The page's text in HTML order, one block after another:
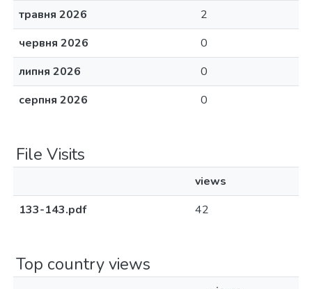
травня 2026
2
червня 2026
0
липня 2026
0
серпня 2026
0
File Visits
views
133-143.pdf
42
Top country views